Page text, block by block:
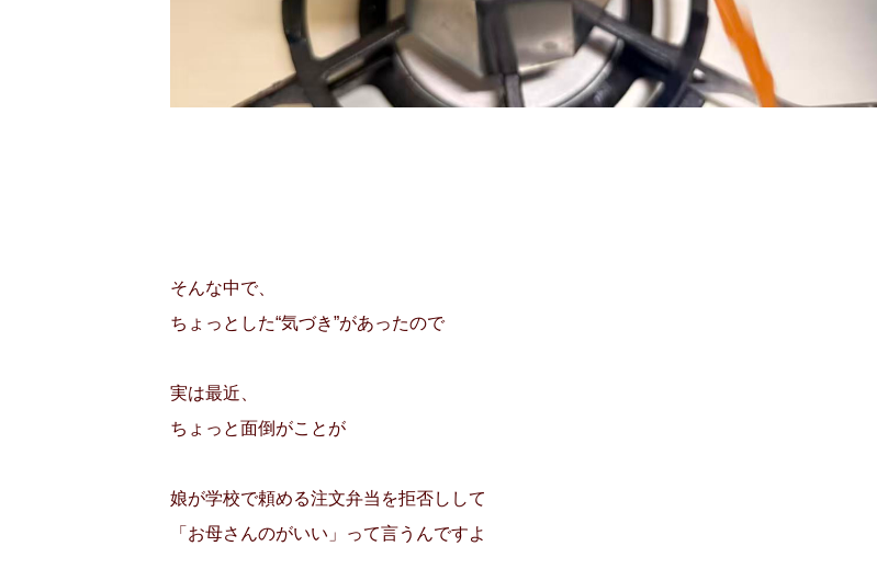
そんな中で、
ちょっとした“気づき”があったので
実は最近、
ちょっと面倒がことが
娘が学校で頼める注文弁当を拒否しして
「お母さんのがいい」って言うんですよ